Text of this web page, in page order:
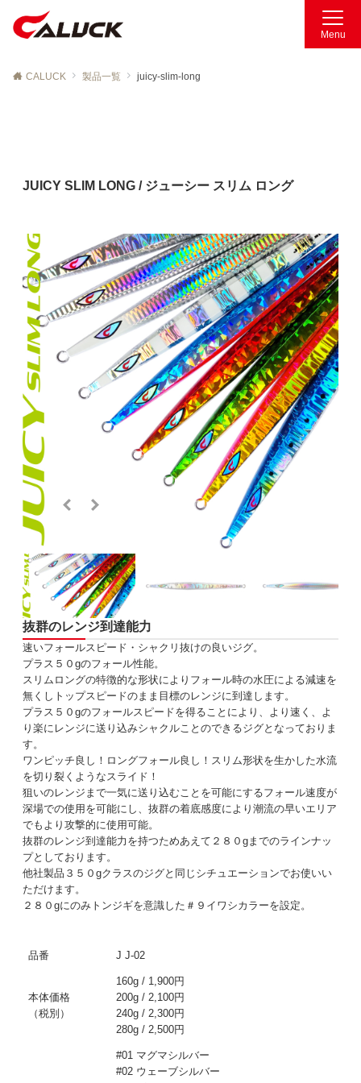
Menu
CALUCK 製品一覧 juicy-slim-long
JUICY SLIM LONG / ジューシー スリム ロング
抜群のレンジ到達能力
速いフォールスピード・シャクリ抜けの良いジグ。
プラス５０gのフォール性能。
スリムロングの特徴的な形状によりフォール時の水圧による減速を
無くしトップスピードのまま目標のレンジに到達します。
プラス５０gのフォールスピードを得ることにより、より速く、よ
り楽にレンジに送り込みシャクルことのできるジグとなっておりま
す。
ワンピッチ良し！ロングフォール良し！スリム形状を生かした水流
を切り裂くようなスライド！
狙いのレンジまで一気に送り込むことを可能にするフォール速度が
深場での使用を可能にし、抜群の着底感度により潮流の早いエリア
でもより攻撃的に使用可能。
抜群のレンジ到達能力を持つためあえて２８０gまでのラインナッ
プとしております。
他社製品３５０gクラスのジグと同じシチュエーションでお使いい
ただけます。
２８０gにのみトンジギを意識した＃９イワシカラーを設定。
品番 J J-02
本体価格
（税別）
160g / 1,900円
200g / 2,100円
240g / 2,300円
280g / 2,500円
#01 マグマシルバー
#02 ウェーブシルバー